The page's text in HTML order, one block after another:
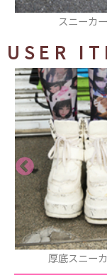
USER
厚底スニーカー